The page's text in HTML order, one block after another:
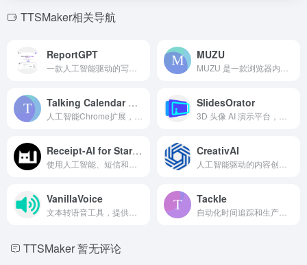
TTSMaker相关导航
ReportGPT MUZU
Talking Calendar Reminder SlidesOrator
Receipt-AI for Startup CreativAI
VanillaVoice Tackle
TTSMaker暂无评论